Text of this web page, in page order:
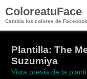
ColoreatuFace
Cambia los colores de Facebook
Plantilla: The
Suzumiya
Vista previa de la